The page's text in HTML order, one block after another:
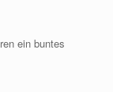
ein buntes